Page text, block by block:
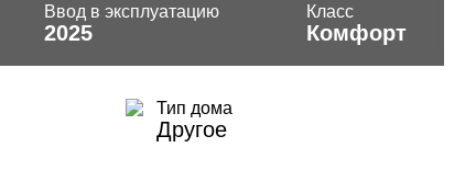
Ввод в эксплуатацию
2025
Класс
Комфорт
Тип дома
Другое